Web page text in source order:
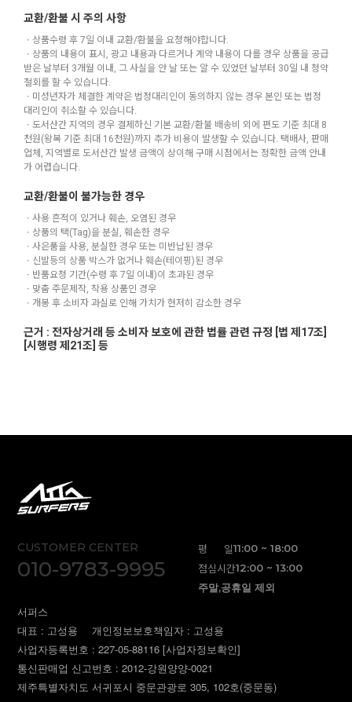
교환/환불 시 주의 사항
ㆍ상품수령 후 7일 이내 교환/환불을 요청해야합니다.
ㆍ상품의 내용이 표시, 광고 내용과 다르거나 계약 내용이 다를 경우 상품을 공급
받은 날부터 3개월 이내, 그 사실을 안 날 또는 알 수 있었던 날부터 30일 내 청약
철회를 할 수 있습니다.
ㆍ미성년자가 체결한 계약은 법정대리인이 동의하지 않는 경우 본인 또는 법정
대리인이 취소할 수 있습니다.
ㆍ도서산간 지역의 경우 결제하신 기본 교환/환불 배송비 외에 편도 기준 최대 8
천원(왕복 기준 최대 16천원)까지 추가 비용이 발생할 수 있습니다. 택배사, 판매
업체, 지역별로 도서산간 발생 금액이 상이해 구매 시점에서는 정확한 금액 안내
가 어렵습니다.
교환/환불이 불가능한 경우
ㆍ사용 흔적이 있거나 훼손, 오염된 경우
ㆍ상품의 택(Tag)을 분실, 훼손한 경우
ㆍ사은품을 사용, 분실한 경우 또는 미반납된 경우
ㆍ신발등의 상품 박스가 없거나 훼손(테이핑)된 경우
ㆍ반품요청 기간(수령 후 7일 이내)이 초과된 경우
ㆍ맞춤 주문제작, 착용 상품인 경우
ㆍ개봉 후 소비자 과실로 인해 가치가 현저히 감소한 경우
근거 : 전자상거래 등 소비자 보호에 관한 법률 관련 규정 [법 제17조]
[시행령 제21조] 등
CUSTOMER CENTER
010-9783-9995
평 일11:00 ~ 18:00
점심시간12:00 ~ 13:00
주말,공휴일 제외
서퍼스
대표 : 고성용
개인정보보호책임자 : 고성용
사업자등록번호 : 227-05-88116[사업자정보확인]
통신판매업 신고번호 : 2012-강원양양-0021
제주특별자치도 서귀포시 중문관광로 305, 102호(중문동)